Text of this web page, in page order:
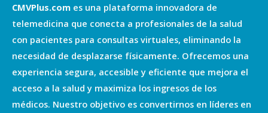
CMVPlus.com es una plataforma innovadora de
telemedicina que conecta a profesionales de la salud
con pacientes para consultas virtuales, eliminando la
necesidad de desplazarse físicamente. Ofrecemos una
experiencia segura, accesible y eficiente que mejora el
acceso a la salud y maximiza los ingresos de los
médicos. Nuestro objetivo es convertirnos en líderes en